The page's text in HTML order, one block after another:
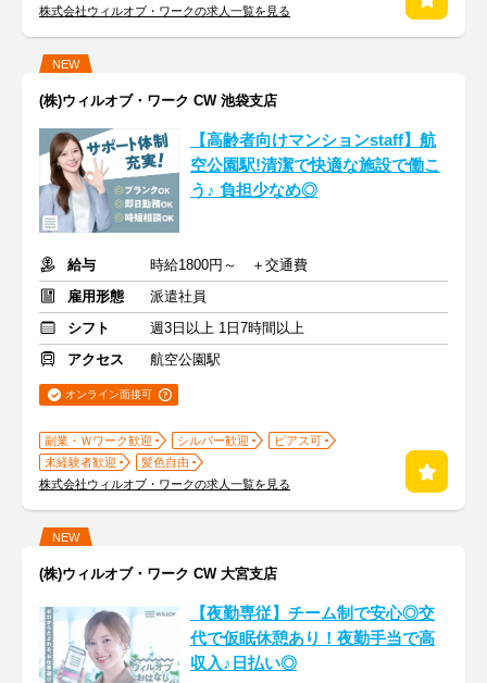
株式会社ウィルオブ・ワークの求人一覧を見る
NEW
(株)ウィルオブ・ワーク CW 池袋支店
【高齢者向けマンションstaff】航
空公園駅!清潔で快適な施設で働こ
う♪ 負担少なめ◎
給与
時給1800円～ ＋交通費
雇用形態
派遣社員
シフト
週3日以上 1日7時間以上
アクセス
航空公園駅
オンライン面接可
副業・Ｗワーク歓迎 シルバー歓迎
ピアス可
未経験者歓迎
髪色自由
株式会社ウィルオブ・ワークの求人一覧を見る
NEW
(株)ウィルオブ・ワーク CW 大宮支店
【夜勤専従】チーム制で安心◎交
代で仮眠休憩あり！夜勤手当で高
収入♪日払い◎